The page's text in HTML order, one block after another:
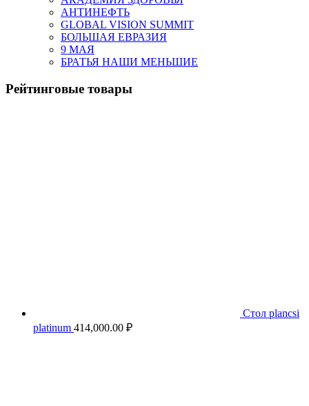
АНТИНЕФТЬ
GLOBAL VISION SUMMIT
БОЛЬШАЯ ЕВРАЗИЯ
9 МАЯ
БРАТЬЯ НАШИ МЕНЬШИЕ
Рейтинговые товары
Стол plancsi
platinum 414,000.00 ₽